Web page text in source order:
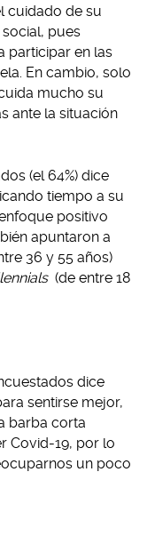
cuidado de su
pues
participar en las
En cambio, solo
mucho su
ante la situación
(el 64%) dice
tiempo a su
positivo
apuntaron a
36 y 55 años)
(de entre 18
dice
sentirse mejor,
barba corta
Covid-19, por lo
un poco